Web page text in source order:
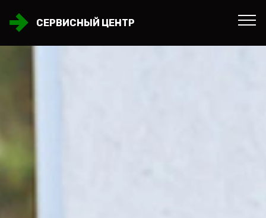
СЕРВИСНЫЙ ЦЕНТР